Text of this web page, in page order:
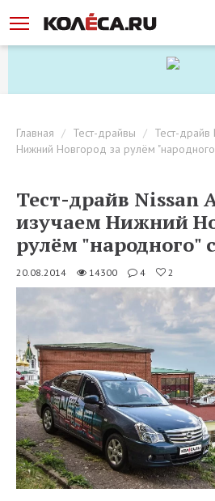
Главная Тест-драйвы
Тест-драйв
Нижний Новгород за рулём
Тест-драйв Nissan
изучаем Нижний
рулём "народного"
20.08.2014 14300 4 2